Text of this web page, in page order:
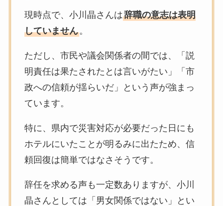
現時点で、小川晶さんは辞職の意志は表明
していません。
ただし、市民や議会関係者の間では、「説
明責任は果たされたとは言いがたい」「市
政への信頼が揺らいだ」という声が強まっ
ています。
特に、県内で災害対応が必要だった日にも
ホテルにいたことが明るみに出たため、信
頼回復は簡単ではなさそうです。
辞任を求める声も一定数ありますが、小川
晶さんとしては「男女関係ではない」とい